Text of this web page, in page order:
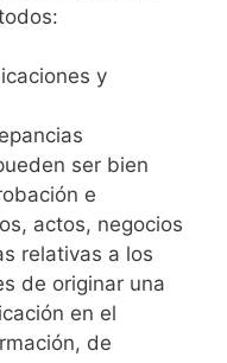
y
ser bien
e
actos, negocios
relativas a los
de originar una
en el
de